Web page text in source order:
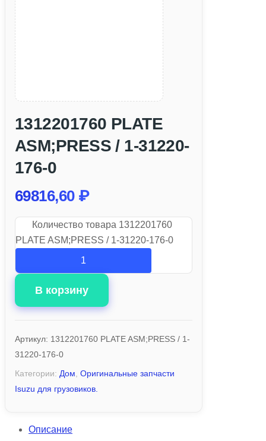
1312201760 PLATE
ASM;PRESS / 1-31220-
176-0
69816,60 ₽
Количество товара 1312201760
PLATE ASM;PRESS / 1-31220-176-0
В корзину
Артикул: 1312201760 PLATE ASM;PRESS / 1-
31220-176-0
Категории: Дом Оригинальные запчасти
Isuzu для грузовиков.
Описание